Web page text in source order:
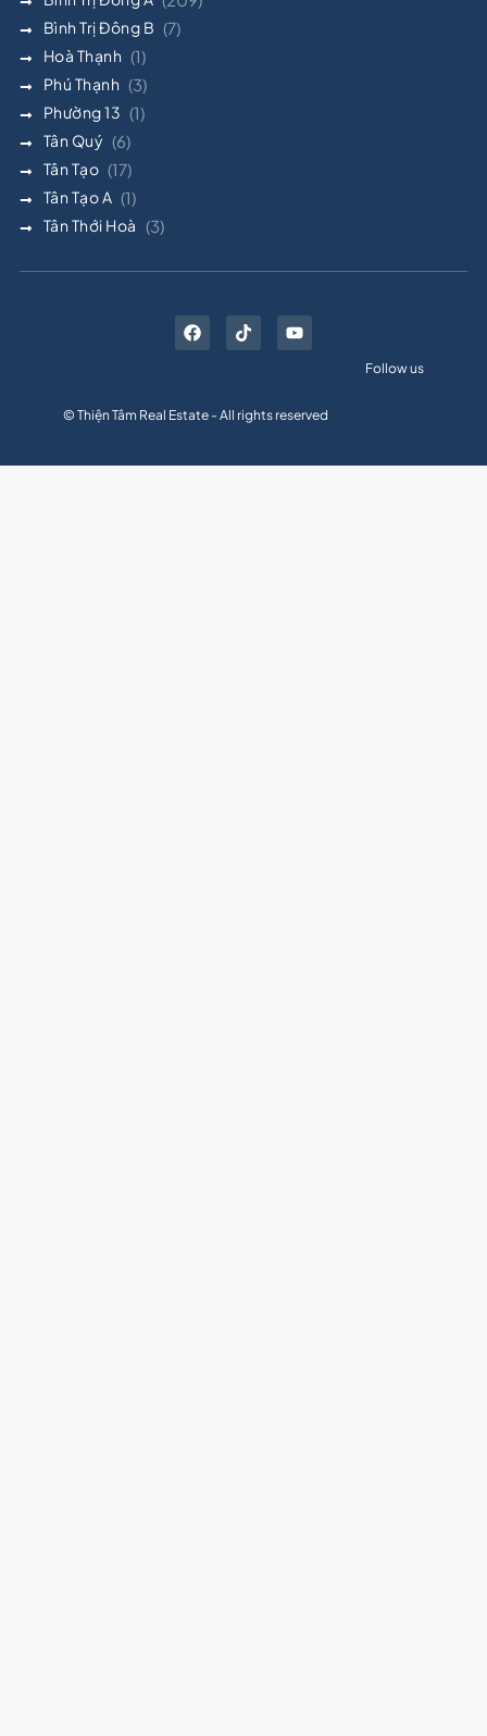
Bình Trị Đông B (7)
Hoà Thạnh (1)
Phú Thạnh (3)
Phường 13 (1)
Tân Quý (6)
Tân Tạo (17)
Tân Tạo A (1)
Tân Thới Hoà (3)
© Thiện Tâm Real Estate - All rights reserved
Follow us